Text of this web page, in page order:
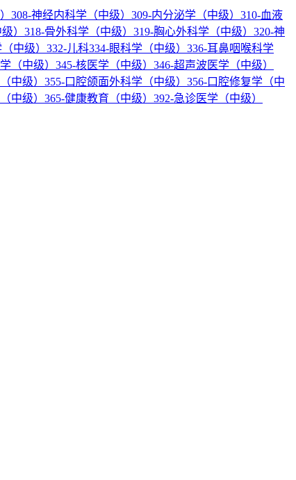
308-神经内科学（中级） 309-内分泌学（中级） 310-血液
） 318-骨外科学（中级） 319-胸心外科学（中级） 320-神
中级） 332-儿科334-眼科学（中级） 336-耳鼻咽喉科学
（中级） 345-核医学（中级） 346-超声波医学（中级）
中级） 355-口腔颌面外科学（中级） 356-口腔修复学（中
中级） 365-健康教育（中级） 392-急诊医学（中级）